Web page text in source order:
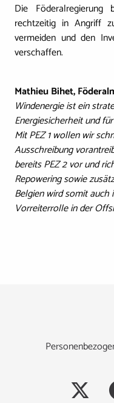
Die Föderalregierung
rechtzeitig in Angriff
vermeiden und den
verschaffen.
Mathieu Bihet,
Windenergie ist ein
Energiesicherheit und
Mit PEZ 1 wollen wir
Ausschreibung
bereits PEZ 2 vor und
Repowering sowie
Belgien wird somit auch
Vorreiterrolle in der